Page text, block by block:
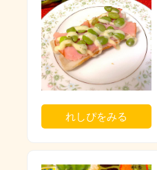
れしぴをみる